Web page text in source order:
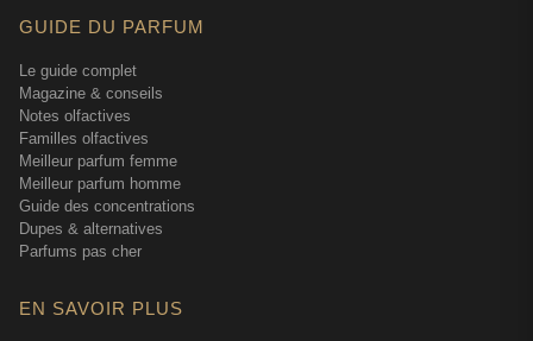
GUIDE DU PARFUM
Le guide complet
Magazine & conseils
Notes olfactives
Familles olfactives
Meilleur parfum femme
Meilleur parfum homme
Guide des concentrations
Dupes & alternatives
Parfums pas cher
EN SAVOIR PLUS